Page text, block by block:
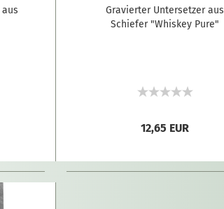
Gravierter Untersetzer aus
Schiefer "Whiskey Pure"
12,65 EUR